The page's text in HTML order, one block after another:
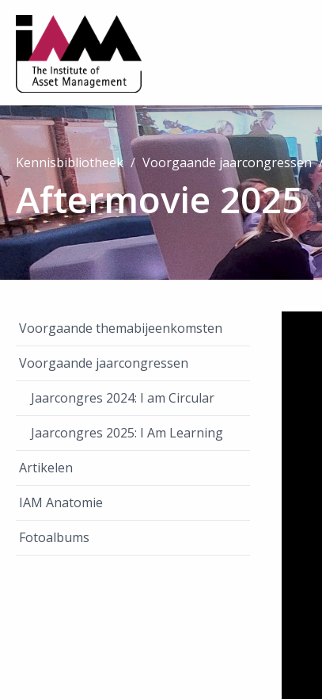
Kennisbibliotheek Voorgaande jaarcongressen
Aftermovie 2025
Voorgaande themabijeenkomsten
Voorgaande jaarcongressen
Jaarcongres 2024: I am Circular
Jaarcongres 2025: I Am Learning
Artikelen
IAM Anatomie
Fotoalbums